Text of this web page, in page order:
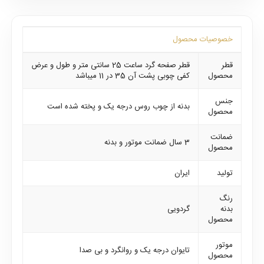
خصوصیات محصول
قطر
محصول
قطر صفحه گرد ساعت 25 سانتی متر و طول و عرض
کفی چوبی پشت آن 35 در 11 میباشد
جنس
محصول
بدنه از چوب روس درجه یک و پخته شده است
ضمانت
محصول
3 سال ضمانت موتور و بدنه
تولید
ایران
رنگ
بدنه
محصول
گردویی
موتور
محصول
تایوان درجه یک و روانگرد و بی صدا